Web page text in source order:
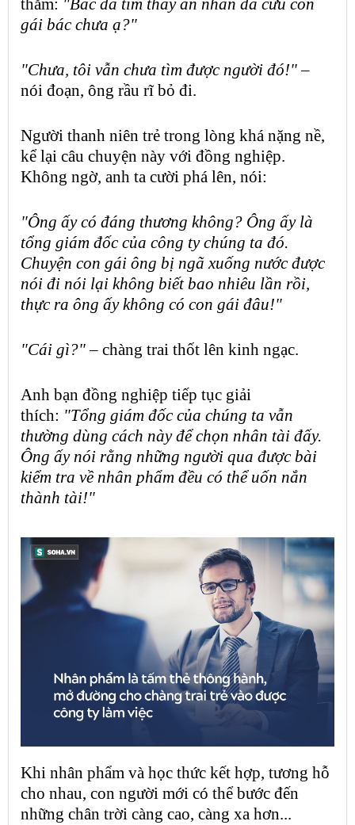
gái bác chưa ạ?"
"Chưa, tôi vẫn chưa tìm được người đó!"–
nói đoạn, ông rầu rĩ bỏ đi.
Người thanh niên trẻ trong lòng khá nặng nề,
kể lại câu chuyện này với đồng nghiệp.
Không ngờ, anh ta cười phá lên, nói:
"Ông ấy có đáng thương không? Ông ấy là
tổng giám đốc của công ty chúng ta đó.
Chuyện con gái ông bị ngã xuống nước được
nói đi nói lại không biết bao nhiêu lần rồi,
thực ra ông ấy không có con gái đâu!"
"Cái gì?" – chàng trai thốt lên kinh ngạc.
Anh bạn đồng nghiệp tiếp tục giải
thích: "Tổng giám đốc của chúng ta vẫn
thường dùng cách này để chọn nhân tài đấy.
Ông ấy nói rằng những người qua được bài
kiểm tra về nhân phẩm đều có thể uốn nắn
thành tài!"
Khi nhân phẩm và học thức kết hợp, tương hỗ
cho nhau, con người mới có thể bước đến
những chân trời càng cao, càng xa hơn...